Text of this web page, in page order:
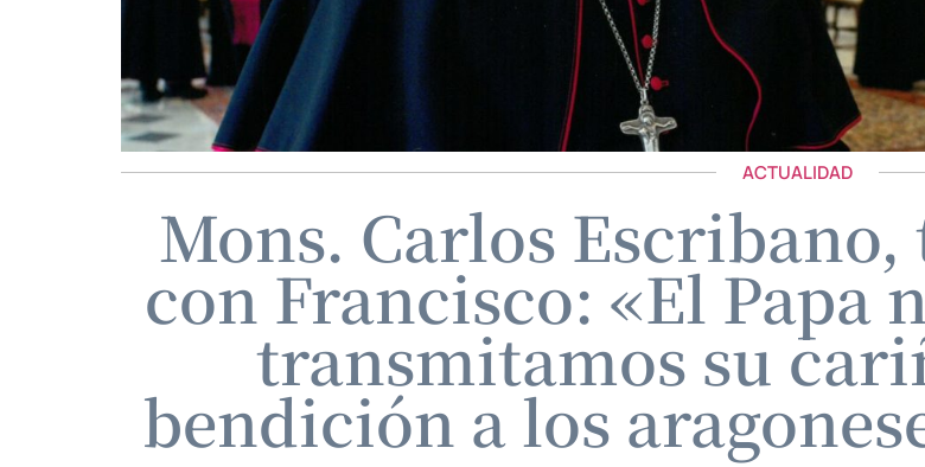
ACTUALIDAD
Mons. Carlos
con Francisco: «El Papa
transmitamos su
bendición a los